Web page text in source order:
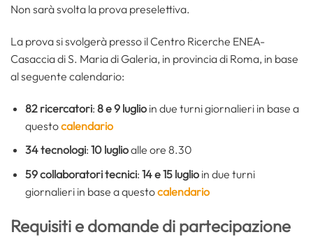
Non sarà svolta la prova preselettiva.
La prova si svolgerà presso il Centro Ricerche ENEA-
Casaccia di S. Maria di Galeria, in provincia di Roma, in base
al seguente calendario:
82 ricercatori: 8 e 9 luglioin due turni giornalieri in base a
questocalendario
34 tecnologi: 10 luglioalle ore 8.30
59 collaboratori tecnici: 14 e 15 luglioin due turni
giornalieri in base a questocalendario
Requisiti e domande di partecipazione